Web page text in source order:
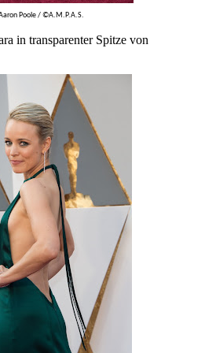
Poole / ©A.M.P.A.S.
in transparenter Spitze von